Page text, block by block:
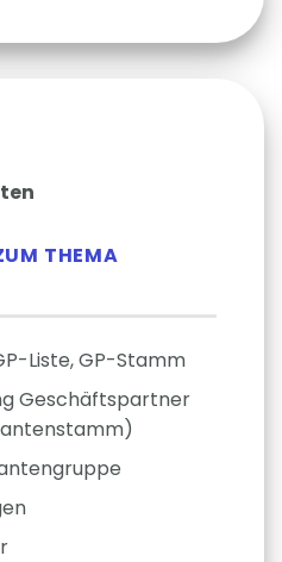
THEMA
Liste, GP-Stamm
Geschäftspartner